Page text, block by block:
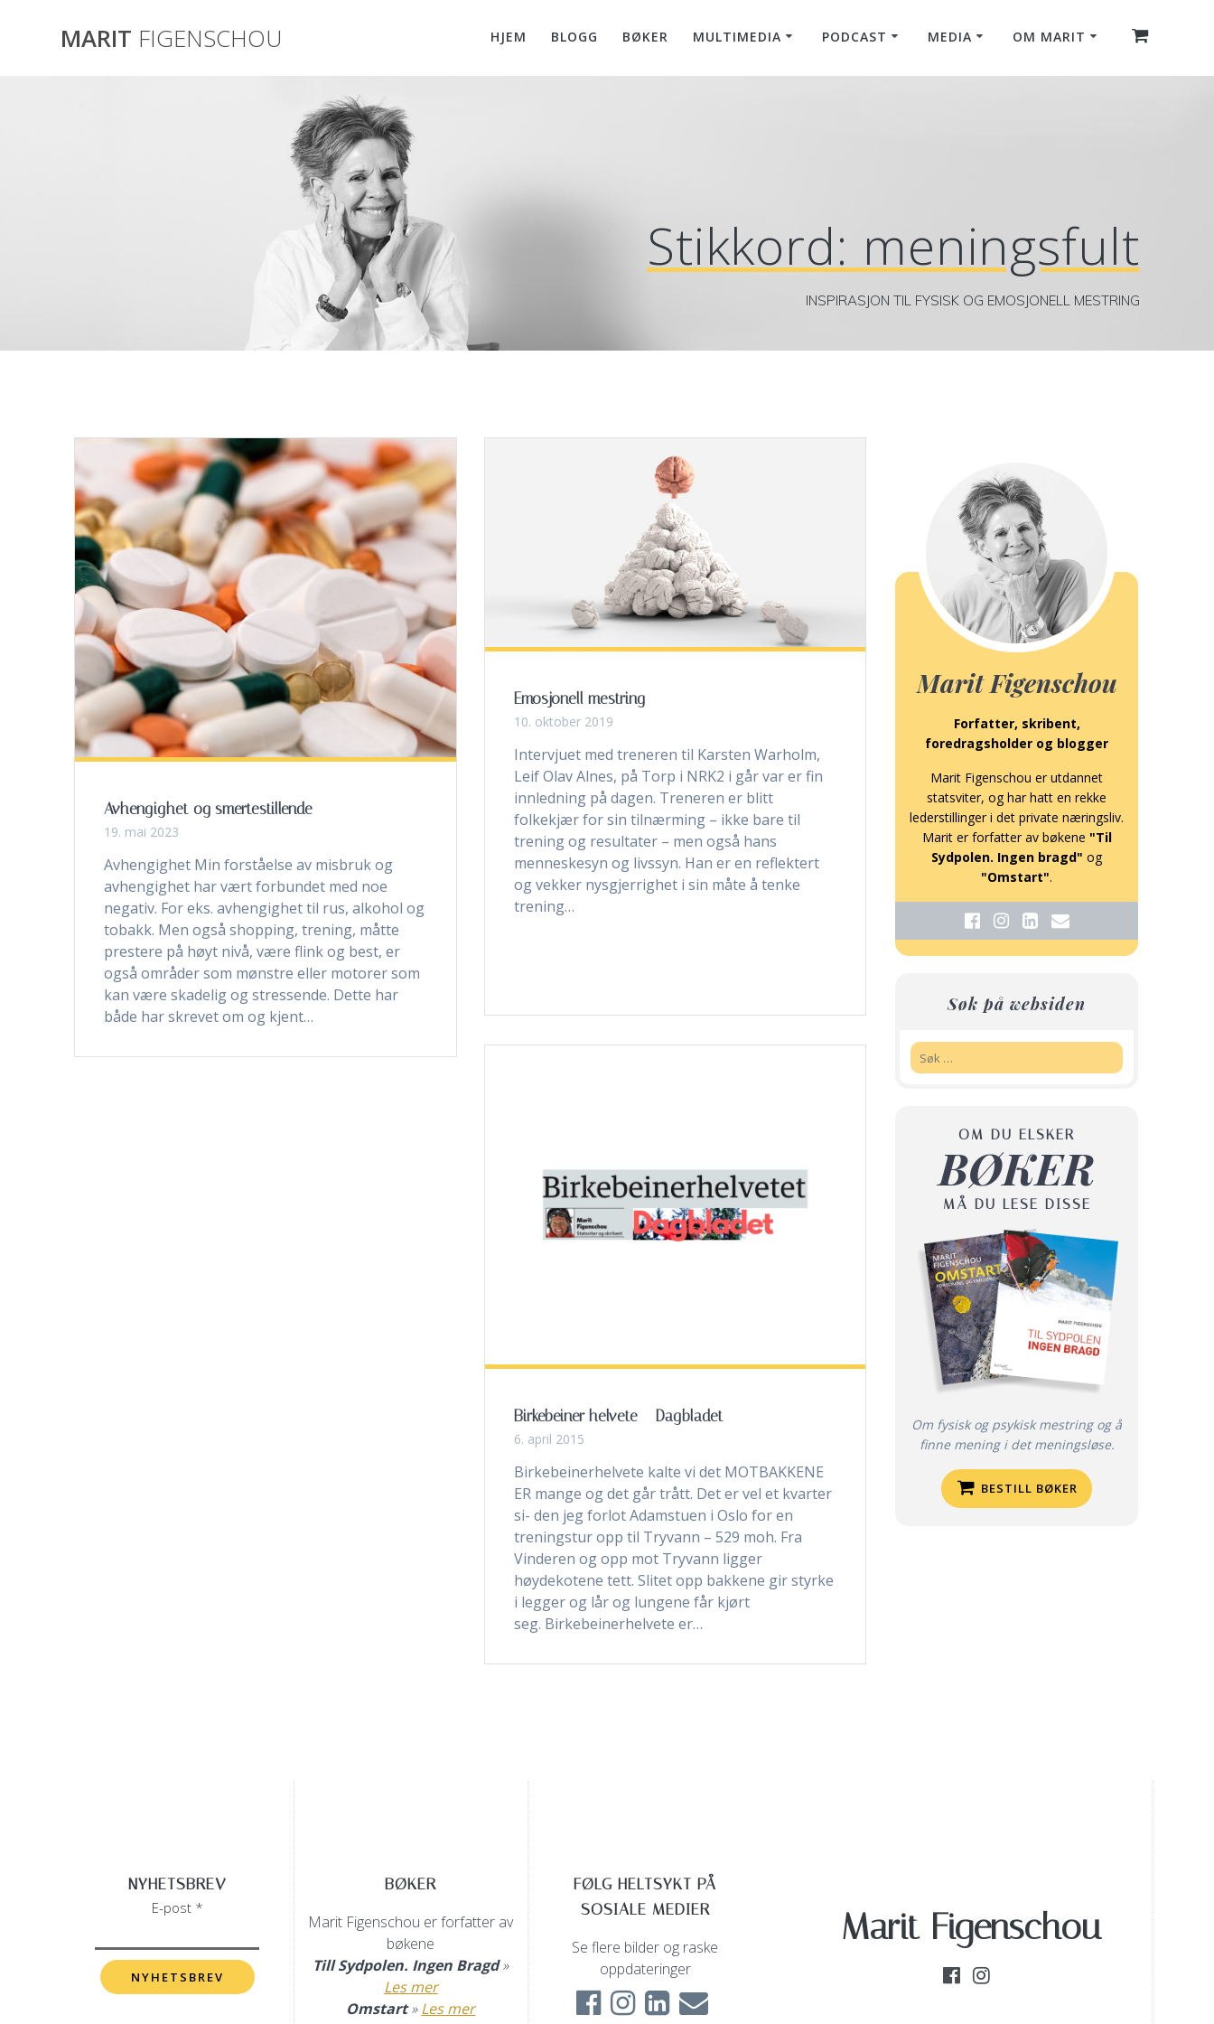
MARIT FIGENSCHOU HJEM BLOGG BØKER MULTIMEDIA PODCAST MEDIA OM MARIT
Stikkord: meningsfult
INSPIRASJON TIL FYSISK OG EMOSJONELL MESTRING
Avhengighet og smertestillende
19. mai 2023
Avhengighet Min forståelse av misbruk og
avhengighet har vært forbundet med noe
negativ. For eks. avhengighet til rus, alkohol og
tobakk. Men også shopping, trening, måtte
prestere på høyt nivå, være flink og best, er
også områder som mønstre eller motorer som
kan være skadelig og stressende. Dette har
både har skrevet om og kjent…
Emosjonell mestring
10. oktober 2019
Intervjuet med treneren til Karsten Warholm,
Leif Olav Alnes, på Torp i NRK2 i går var er fin
innledning på dagen. Treneren er blitt
folkekjær for sin tilnærming – ikke bare til
trening og resultater – men også hans
menneskesyn og livssyn. Han er en reflektert
og vekker nysgjerrighet i sin måte å tenke
trening…
Birkebeiner helvete – Dagbladet
6. april 2015
Birkebeinerhelvete kalte vi det MOTBAKKENE
ER mange og det går trått. Det er vel et kvarter
si- den jeg forlot Adamstuen i Oslo for en
treningstur opp til Tryvann – 529 moh. Fra
Vinderen og opp mot Tryvann ligger
høydekotene tett. Slitet opp bakkene gir styrke
i legger og lår og lungene får kjørt
seg. Birkebeinerhelvete er…
Marit Figenschou
Forfatter, skribent,
foredragsholder og blogger
Marit Figenschou er utdannet
statsviter, og har hatt en rekke
lederstillinger i det private næringsliv.
Marit er forfatter av bøkene "Til
Sydpolen. Ingen bragd" og
"Omstart".
Søk på websiden
OM DU ELSKER
BØKER
MÅ DU LESE DISSE
Om fysisk og psykisk mestring og å
finne mening i det meningsløse.
BESTILL BØKER
NYHETSBREV
E-post *
BØKER
Marit Figenschou er forfatter av
bøkene
Till Sydpolen. Ingen Bragd»
Les mer
Omstart»Les mer
FØLG HELTSYKT PÅ
SOSIALE MEDIER
Se flere bilder og raske
oppdateringer
Marit Figenschou